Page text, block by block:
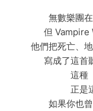
無數樂團
但 Vampire
他們把死亡、
寫成了這首
這種
正是
如果你也